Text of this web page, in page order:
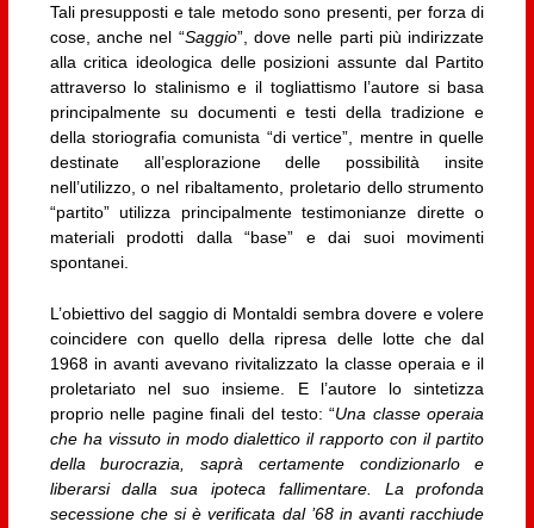
Tali presupposti e tale metodo sono presenti, per forza di
cose, anche nel “Saggio”, dove nelle parti più indirizzate
alla critica ideologica delle posizioni assunte dal Partito
attraverso lo stalinismo e il togliattismo l’autore si basa
principalmente su documenti e testi della tradizione e
della storiografia comunista “di vertice”, mentre in quelle
destinate all’esplorazione delle possibilità insite
nell’utilizzo, o nel ribaltamento, proletario dello strumento
“partito” utilizza principalmente testimonianze dirette o
materiali prodotti dalla “base” e dai suoi movimenti
spontanei.
L’obiettivo del saggio di Montaldi sembra dovere e volere
coincidere con quello della ripresa delle lotte che dal
1968 in avanti avevano rivitalizzato la classe operaia e il
proletariato nel suo insieme. E l’autore lo sintetizza
proprio nelle pagine finali del testo: “Una classe operaia
che ha vissuto in modo dialettico il rapporto con il partito
della burocrazia, saprà certamente condizionarlo e
liberarsi dalla sua ipoteca fallimentare. La profonda
secessione che si è verificata dal ’68 in avanti racchiude